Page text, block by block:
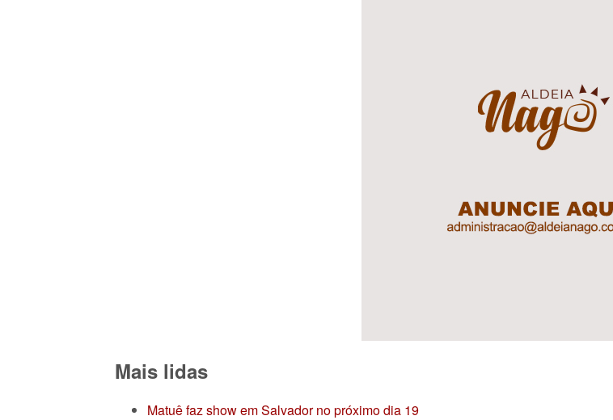
Mais lidas
Matuê faz show em Salvador no próximo dia 19